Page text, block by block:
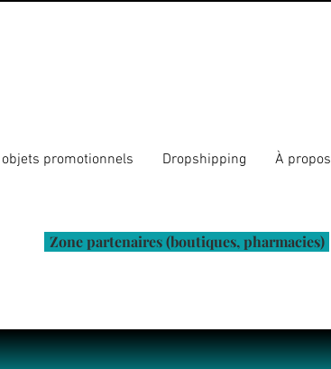
promotionnels Dropshipping À propos
Zone partenaires (boutiques, pharmacies)